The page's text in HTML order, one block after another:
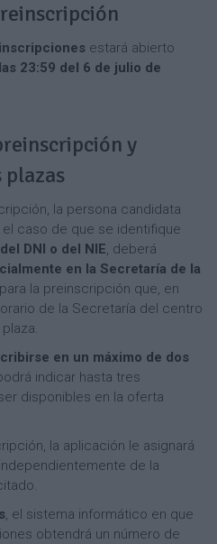
estará abierto
23:59 del 6 de julio de
y
plazas
la persona candidata
el caso de que se identifique
DNI o del NIE, deberá
en la Secretaría de la
la preinscripción que, en
de la Secretaría del centro
en un máximo de dos
indicar hasta tres
disponibles en la oferta
la aplicación le asignará
de la
, el sistema informático en que
obtendrá un número de